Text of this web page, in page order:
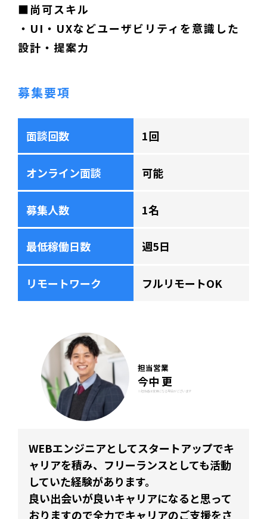
■尚可スキル
・UI・UXなどユーザビリティを意識した
設計・提案力
募集要項
面談回数 1回
オンライン面談 可能
募集人数 1名
最低稼働日数 週5日
リモートワーク フルリモートOK
担当営業
今中 更
※担当者は変更になる場合がございます
WEBエンジニアとしてスタートアップでキ
ャリアを積み、フリーランスとしても活動
していた経験があります。
良い出会いが良いキャリアになると思って
おりますので全力でキャリアのご支援をさ